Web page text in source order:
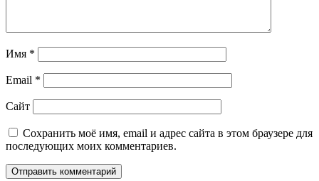
Имя *
Email *
Сайт
Сохранить моё имя, email и адрес сайта в этом браузере для
последующих моих комментариев.